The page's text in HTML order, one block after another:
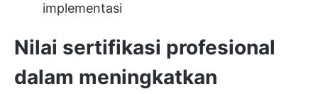
implementasi
Nilai sertifikasi profesional
dalam meningkatkan